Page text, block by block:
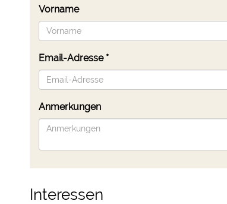
Vorname
Email-Adresse*
Anmerkungen
Interessen